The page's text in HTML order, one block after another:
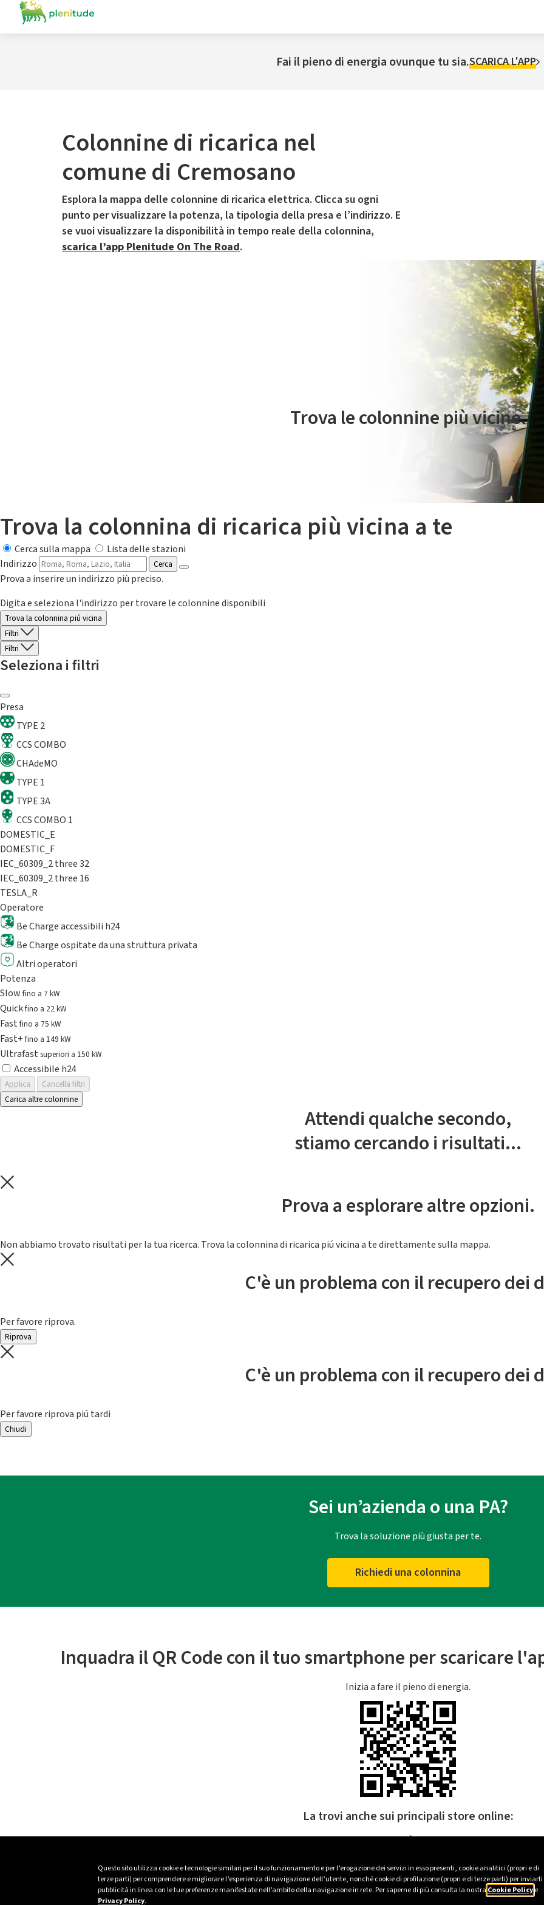
Questo sito utilizza cookie e tecnologie similari per il suo funzionamento e per l’erogazione dei servizi in esso presenti, cookie analitici (propri e di
terze parti) per comprendere e migliorare l’esperienza di navigazione dell’utente, nonché cookie di profilazione (propri e di terze parti) per inviarti
pubblicità in linea con le tue preferenze manifestate nell’ambito della navigazione in rete. Per saperne di più consulta la nostra Cookie Policye
Privacy Policy.
Fai il pieno di energia ovunque tu sia.SCARICA L'APP
Colonnine di ricarica nel
comune di Cremosano
Esplora la mappa delle colonnine di ricarica elettrica. Clicca su ogni
punto per visualizzare la potenza, la tipologia della presa e l’indirizzo. E
se vuoi visualizzare la disponibilità in tempo reale della colonnina,
scarica l’app Plenitude On The Road.
Il servizio di mobilità elettrica è gestito da Plenitude On The Road
Trova le colonnine più vicine.
Trova la colonnina di ricarica più vicina a te
Cerca sulla mappa
Lista delle stazioni
Indirizzo
Cerca
Prova a inserire un indirizzo più preciso.
Digita e seleziona l'indirizzo per trovare le colonnine disponibili
Trova la colonnina piú vicina
Filtri
Filtri
Seleziona i filtri
Presa
TYPE 2
CCS COMBO
CHAdeMO
TYPE 1
TYPE 3A
CCS COMBO 1
DOMESTIC_E
DOMESTIC_F
IEC_60309_2 three 32
IEC_60309_2 three 16
TESLA_R
Operatore
Be Charge accessibili h24
Be Charge ospitate da una struttura privata
Altri operatori
Potenza
Slowfino a 7 kW
Quickfino a 22 kW
Fastfino a 75 kW
Fast+fino a 149 kW
Ultrafast superiori a 150 kW
Accessibile h24
Applica
Cancella filtri
Carica altre colonnine
Attendi qualche secondo,
stiamo cercando i risultati...
Prova a esplorare altre opzioni.
Non abbiamo trovato risultati per la tua ricerca. Trova la colonnina di ricarica piú vicina a te direttamente sulla mappa.
C'è un problema con il recupero dei
Per favore riprova.
Riprova
C'è un problema con il recupero dei
Per favore riprova piú tardi
Chiudi
Sei un’azienda o una PA?
Trova la soluzione più giusta per te.
Richiedi una colonnina
Inquadra il QR Code con il tuo smartphone per scaricare
Inizia a fare il pieno di energia.
La trovi anche sui principali store online: